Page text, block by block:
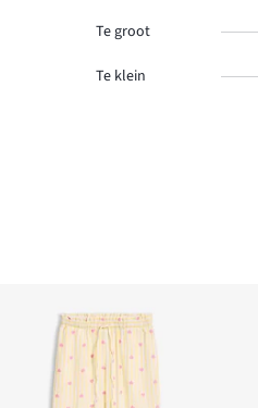
Te groot
Te klein